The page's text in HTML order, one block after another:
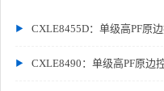
CXLE8455D：单级高PF原
CXLE8490：单级高PF原边